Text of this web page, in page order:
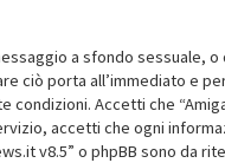
a sfondo
ciò porta all’immediato
Accetti che
accetti che ogni
v8.5” o phpBB sono